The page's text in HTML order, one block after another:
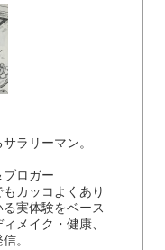
ラリーマン。
ロガー
カッコよくあり
実体験をベース
メイク・健康、
。